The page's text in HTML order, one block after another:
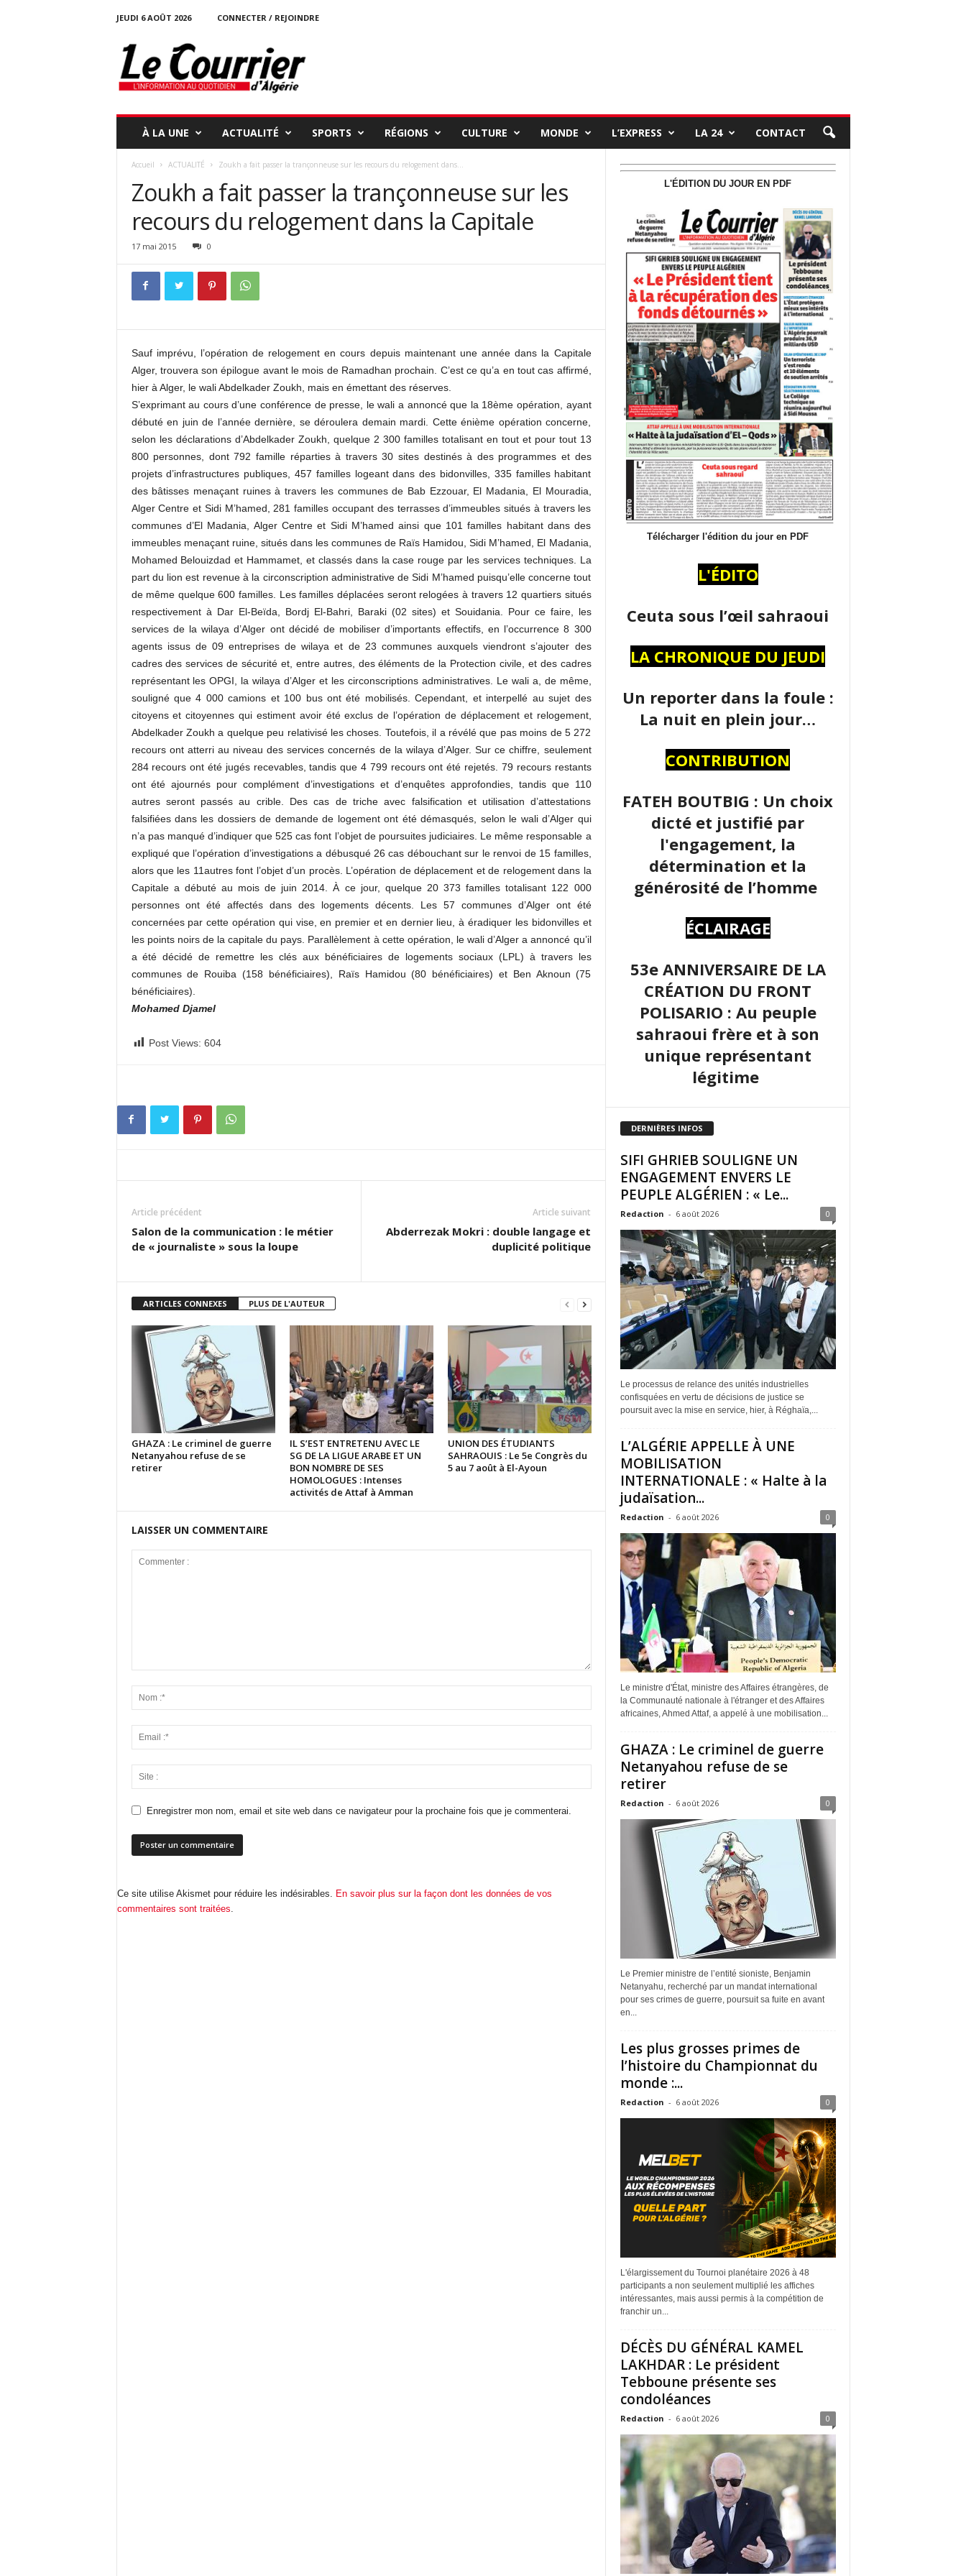
JEUDI 6 AOÛT 2026
CONNECTER / REJOINDRE
o
u
À LA UNE ACTUALITÉ SPORTS RÉGIONS CULTURE MONDE L’EXPRESS LA 24 CONTACT
Accueil ACTUALITÉ Zoukh a fait passer la trançonneuse sur les recours du relogement dans...
Zoukh a fait passer la trançonneuse sur les
recours du relogement dans la Capitale
17 mai 2015 0
Sauf imprévu, l’opération de relogement en cours depuis maintenant une année dans la Capitale
Alger, trouvera son épilogue avant le mois de Ramadhan prochain. C’est ce qu’a en tout cas affirmé,
hier à Alger, le wali Abdelkader Zoukh, mais en émettant des réserves.
S’exprimant au cours d’une conférence de presse, le wali a annoncé que la 18ème opération, ayant
débuté en juin de l’année dernière, se déroulera demain mardi. Cette énième opération concerne,
selon les déclarations d’Abdelkader Zoukh, quelque 2 300 familles totalisant en tout et pour tout 13
800 personnes, dont 792 famille réparties à travers 30 sites destinés à des programmes et des
projets d’infrastructures publiques, 457 familles logeant dans des bidonvilles, 335 familles habitant
des bâtisses menaçant ruines à travers les communes de Bab Ezzouar, El Madania, El Mouradia,
Alger Centre et Sidi M’hamed, 281 familles occupant des terrasses d’immeubles situés à travers les
communes d’El Madania, Alger Centre et Sidi M’hamed ainsi que 101 familles habitant dans des
immeubles menaçant ruine, situés dans les communes de Raïs Hamidou, Sidi M’hamed, El Madania,
Mohamed Belouizdad et Hammamet, et classés dans la case rouge par les services techniques. La
part du lion est revenue à la circonscription administrative de Sidi M’hamed puisqu’elle concerne tout
de même quelque 600 familles. Les familles déplacées seront relogées à travers 12 quartiers situés
respectivement à Dar El-Beïda, Bordj El-Bahri, Baraki (02 sites) et Souidania. Pour ce faire, les
services de la wilaya d’Alger ont décidé de mobiliser d’importants effectifs, en l’occurrence 8 300
agents issus de 09 entreprises de wilaya et de 23 communes auxquels viendront s’ajouter des
cadres des services de sécurité et, entre autres, des éléments de la Protection civile, et des cadres
représentant les OPGI, la wilaya d’Alger et les circonscriptions administratives. Le wali a, de même,
souligné que 4 000 camions et 100 bus ont été mobilisés. Cependant, et interpellé au sujet des
citoyens et citoyennes qui estiment avoir été exclus de l’opération de déplacement et relogement,
Abdelkader Zoukh a quelque peu relativisé les choses. Toutefois, il a révélé que pas moins de 5 272
recours ont atterri au niveau des services concernés de la wilaya d’Alger. Sur ce chiffre, seulement
284 recours ont été jugés recevables, tandis que 4 799 recours ont été rejetés. 79 recours restants
ont été ajournés pour complément d’investigations et d’enquêtes approfondies, tandis que 110
autres seront passés au crible. Des cas de triche avec falsification et utilisation d’attestations
falsifiées dans les dossiers de demande de logement ont été démasqués, selon le wali d’Alger qui
n’a pas manqué d’indiquer que 525 cas font l’objet de poursuites judiciaires. Le même responsable a
expliqué que l’opération d’investigations a débusqué 26 cas débouchant sur le renvoi de 15 familles,
alors que les 11autres font l’objet d’un procès. L’opération de déplacement et de relogement dans la
Capitale a débuté au mois de juin 2014. À ce jour, quelque 20 373 familles totalisant 122 000
personnes ont été affectés dans des logements décents. Les 57 communes d’Alger ont été
concernées par cette opération qui vise, en premier et en dernier lieu, à éradiquer les bidonvilles et
les points noirs de la capitale du pays. Parallèlement à cette opération, le wali d’Alger a annoncé qu’il
a été décidé de remettre les clés aux bénéficiaires de logements sociaux (LPL) à travers les
communes de Rouiba (158 bénéficiaires), Raïs Hamidou (80 bénéficiaires) et Ben Aknoun (75
bénéficiaires).
Mohamed Djamel
Post Views: 604
Article précédent
Salon de la communication : le métier
de « journaliste » sous la loupe
Article suivant
Abderrezak Mokri : double langage et
duplicité politique
ARTICLES CONNEXES PLUS DE L'AUTEUR
GHAZA : Le criminel de guerre
Netanyahou refuse de se
retirer
IL S’EST ENTRETENU AVEC LE
SG DE LA LIGUE ARABE ET UN
BON NOMBRE DE SES
HOMOLOGUES : Intenses
activités de Attaf à Amman
UNION DES ÉTUDIANTS
SAHRAOUIS : Le 5e Congrès du
5 au 7 août à El-Ayoun
LAISSER UN COMMENTAIRE
Enregistrer mon nom, email et site web dans ce navigateur pour la prochaine fois que je commenterai.
Ce site utilise Akismet pour réduire les indésirables. En savoir plus sur la façon dont les données de vos
commentaires sont traitées.
L'ÉDITION DU JOUR EN PDF
Télécharger l'édition du jour en PDF
L'ÉDITO
Ceuta sous l’œil sahraoui
LA CHRONIQUE DU JEUDI
Un reporter dans la foule :
La nuit en plein jour…
CONTRIBUTION
FATEH BOUTBIG : Un choix
dicté et justifié par
l'engagement, la
détermination et la
générosité de l’homme
ÉCLAIRAGE
53e ANNIVERSAIRE DE LA
CRÉATION DU FRONT
POLISARIO : Au peuple
sahraoui frère et à son
unique représentant
légitime
DERNIÈRES INFOS
SIFI GHRIEB SOULIGNE UN
ENGAGEMENT ENVERS LE
PEUPLE ALGÉRIEN : « Le...
Redaction - 6 août 2026 0
Le processus de relance des unités industrielles
confisquées en vertu de décisions de justice se
poursuit avec la mise en service, hier, à Réghaïa,...
L’ALGÉRIE APPELLE À UNE
MOBILISATION
INTERNATIONALE : « Halte à la
judaïsation...
Redaction - 6 août 2026 0
Le ministre d'État, ministre des Affaires étrangères, de
la Communauté nationale à l'étranger et des Affaires
africaines, Ahmed Attaf, a appelé à une mobilisation...
GHAZA : Le criminel de guerre
Netanyahou refuse de se
retirer
Redaction - 6 août 2026 0
Le Premier ministre de l’entité sioniste, Benjamin
Netanyahu, recherché par un mandat international
pour ses crimes de guerre, poursuit sa fuite en avant
en...
Les plus grosses primes de
l’histoire du Championnat du
monde :...
Redaction - 6 août 2026 0
L'élargissement du Tournoi planétaire 2026 à 48
participants a non seulement multiplié les affiches
intéressantes, mais aussi permis à la compétition de
franchir un...
DÉCÈS DU GÉNÉRAL KAMEL
LAKHDAR : Le président
Tebboune présente ses
condoléances
Redaction - 6 août 2026 0